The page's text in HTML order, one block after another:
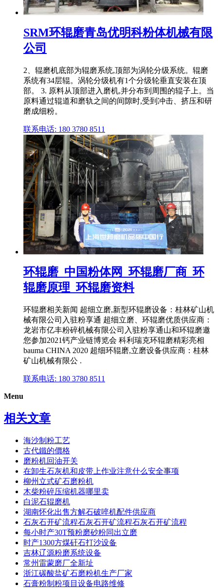
SRM环辊磨青岛优明科粉体机械有限
公司
2、辊磨机底部为辊磨系统,顶部为涡轮分级系统。辊磨
系统有34层辊。涡轮分级机有1个分级轮垂直安装在顶
部。 3. 原料从顶部进入磨机,并分布到周围的辊子上。当
原料通过辊道和磨轨之间的间隙时,受到冲击、挤压和研
磨成细粉。
联系电话: 180 3780 8511
环辊磨_中国粉体网_环辊磨厂商_环
辊磨原理_环辊磨资料
环辊磨相关新闻 超细立磨,新型环辊磨设备：桂林矿山机
械有限公司入驻粉享通 超细立磨、环辊磨优质供应商：
龙岩市亿丰粉碎机械有限公司入驻粉享通山和环辊磨邀
您参加2021钙产业链博览会 科利瑞克环辊磨精彩亮相
bauma CHINA 2020 超细环辊磨,立磨设备供应商：桂林
矿山机械有限公 .
联系电话: 180 3780 8511
Menu
相关文章
海沙制粉工艺
古代鐵的價格
磨粉机回油开关
在卸生石灰机和皮带上作业注意什么安全事项
柳州立式矿石磨粉机
木柴粉碎压缩机器哪里卖
白泥石辊磨机
湖南怀化出售方解石破啐机配件供应商
石灰石开矿流程石灰石开矿流程石灰石开矿流程
每小时产30T预粉磨砂粉同出立磨
时产1300方煤矸石打沙设备
吉林辽源粉磨系统设备
常州雷蒙磨厂全新址
浙江碳酸盐矿石磨粉机生产厂家
石膏粉制粉项目设备电路维修